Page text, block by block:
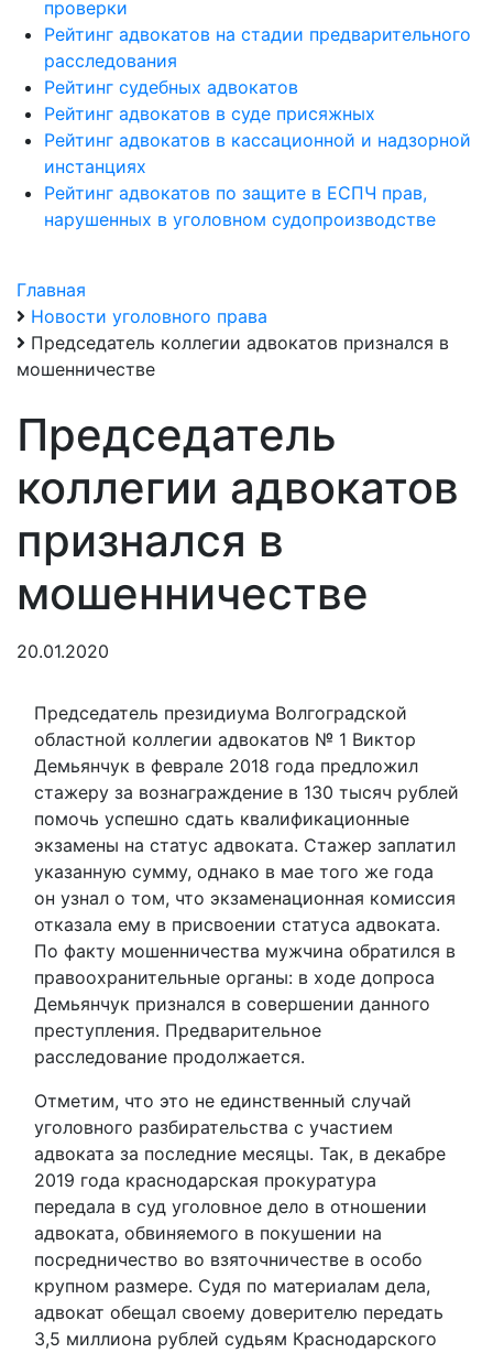
проверки
Рейтинг адвокатов на стадии предварительного
расследования
Рейтинг судебных адвокатов
Рейтинг адвокатов в суде присяжных
Рейтинг адвокатов в кассационной и надзорной
инстанциях
Рейтинг адвокатов по защите в ЕСПЧ прав,
нарушенных в уголовном судопроизводстве
Главная
Новости уголовного права
Председатель коллегии адвокатов признался в
мошенничестве
Председатель
коллегии адвокатов
признался в
мошенничестве
20.01.2020
⁠Председатель президиума Волгоградской
областной коллегии адвокатов № 1 Виктор
Демьянчук в феврале 2018 года предложил
стажеру за вознаграждение в 130 тысяч рублей
помочь успешно сдать квалификационные
экзамены на статус адвоката. Стажер заплатил
указанную сумму, однако в мае того же года
он узнал о том, что экзаменационная комиссия
отказала ему в присвоении статуса адвоката.
По факту мошенничества мужчина обратился в
правоохранительные органы: в ходе допроса
Демьянчук признался в совершении данного
преступления. Предварительное
расследование продолжается.
Отметим, что это не единственный случай
уголовного разбирательства с участием
адвоката за последние месяцы. Так, в декабре
2019 года краснодарская прокуратура
передала в суд уголовное дело в отношении
адвоката, обвиняемого в покушении на
посредничество во взяточничестве в особо
крупном размере. Судя по материалам дела,
адвокат обещал своему доверителю передать
3,5 миллиона рублей судьям Краснодарского